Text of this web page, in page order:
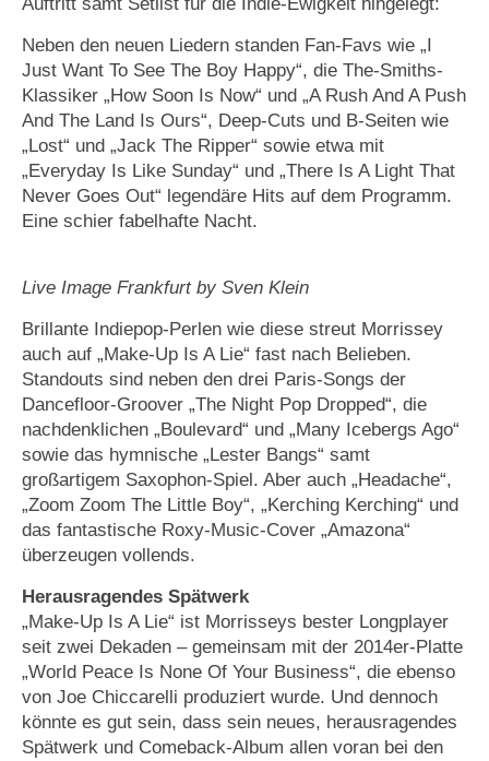
Neben den neuen Liedern standen Fan-Favs wie „I
Just Want To See The Boy Happy“, die The-Smiths-
Klassiker „How Soon Is Now“ und „A Rush And A Push
And The Land Is Ours“, Deep-Cuts und B-Seiten wie
„Lost“ und „Jack The Ripper“ sowie etwa mit
„Everyday Is Like Sunday“ und „There Is A Light That
Never Goes Out“ legendäre Hits auf dem Programm.
Eine schier fabelhafte Nacht.
Live Image Frankfurt by Sven Klein
Brillante Indiepop-Perlen wie diese streut Morrissey
auch auf „Make-Up Is A Lie“ fast nach Belieben.
Standouts sind neben den drei Paris-Songs der
Dancefloor-Groover „The Night Pop Dropped“, die
nachdenklichen „Boulevard“ und „Many Icebergs Ago“
sowie das hymnische „Lester Bangs“ samt
großartigem Saxophon-Spiel. Aber auch „Headache“,
„Zoom Zoom The Little Boy“, „Kerching Kerching“ und
das fantastische Roxy-Music-Cover „Amazona“
überzeugen vollends.
Herausragendes Spätwerk
„Make-Up Is A Lie“ ist Morrisseys bester Longplayer
seit zwei Dekaden – gemeinsam mit der 2014er-Platte
„World Peace Is None Of Your Business“, die ebenso
von Joe Chiccarelli produziert wurde. Und dennoch
könnte es gut sein, dass sein neues, herausragendes
Spätwerk und Comeback-Album allen voran bei den